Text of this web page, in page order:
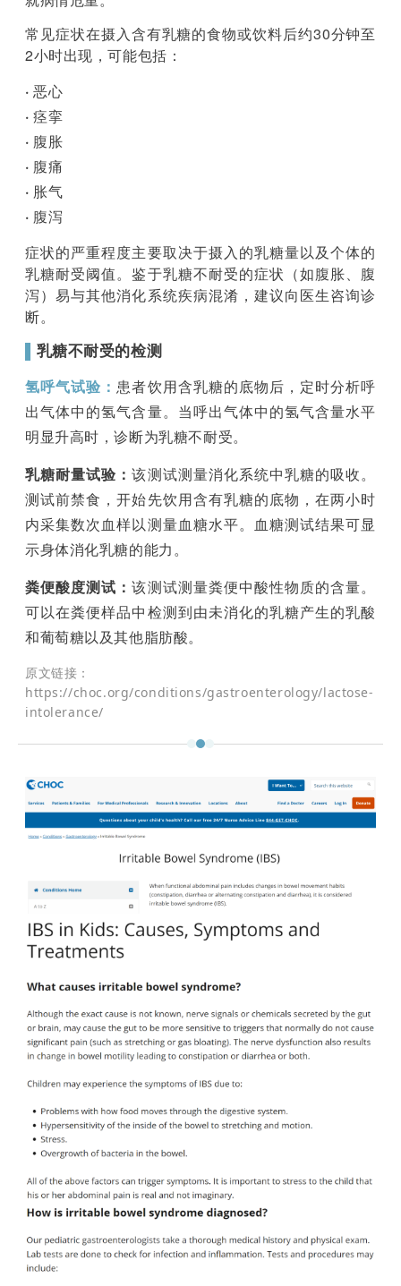
常见症状在摄入含有乳糖的食物或饮料后约30分钟至
2小时出现，可能包括：
·恶心
·痉挛
· 腹胀
· 腹痛
· 胀气
· 腹泻
症状的严重程度主要取决于摄入的乳糖量以及个体的
乳糖耐受阈值。鉴于乳糖不耐受的症状（如腹胀、腹
泻）易与其他消化系统疾病混淆，建议向医生咨询诊
断。
乳糖不耐受的检测
氢呼气试验： 患者饮用含乳糖的底物后，定时分析呼
出气体中的氢气含量。当呼出气体中的氢气含量水平
明显升高时，诊断为乳糖不耐受。
乳糖耐量试验：该测试测量消化系统中乳糖的吸收。
测试前禁食，开始先饮用含有乳糖的底物，在两小时
内采集数次血样以测量血糖水平。血糖测试结果可显
示身体消化乳糖的能力。
粪便酸度测试：该测试测量粪便中酸性物质的含量。
可以在粪便样品中检测到由未消化的乳糖产生的乳酸
和葡萄糖以及其他脂肪酸。
原文链接：
https://choc.org/conditions/gastroenterology/lactose-
intolerance/